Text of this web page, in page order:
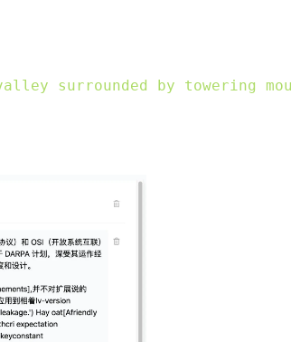
surrounded by towering